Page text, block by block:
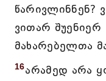
წარივლინნენ?
ვითარ
მახარებელთა
16არამედ არა